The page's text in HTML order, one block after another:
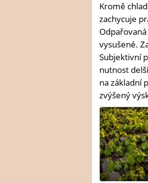
Kromě
zachycuje
vysušené.
Subjektivní
nutnost
na základní
zvýšený